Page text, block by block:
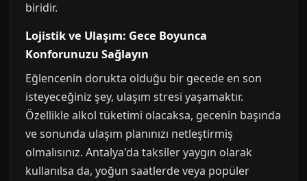
biridir.
Lojistik ve Ulaşım: Gece Boyunca
Konforunuzu Sağlayın
Eğlencenin dorukta olduğu bir gecede en son
isteyeceğiniz şey, ulaşım stresi yaşamaktır.
Özellikle alkol tüketimi olacaksa, gecenin başında
ve sonunda ulaşım planınızı netleştirmiş
olmalısınız. Antalya'da taksiler yaygın olarak
kullanılsa da, yoğun saatlerde veya popüler